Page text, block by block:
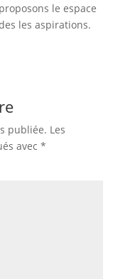
le espace
les aspirations.
publiée. Les
avec *